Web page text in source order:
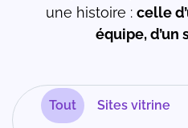
une histoire : celle
équipe, d’un
Tout Sites vitrine